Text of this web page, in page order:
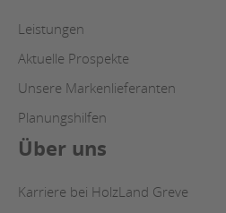
Leistungen
Aktuelle Prospekte
Unsere Markenlieferanten
Planungshilfen
Über uns
Karriere bei HolzLand Greve